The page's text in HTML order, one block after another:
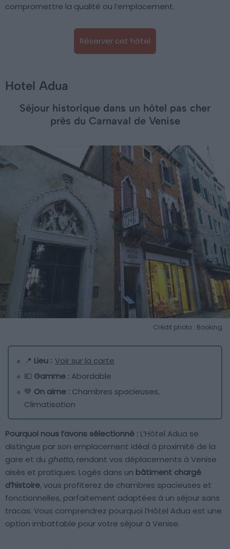
compromettre la qualité ou l’emplacement.
Réserver cet hôtel
Hotel Adua
Séjour historique dans un hôtel pas cher
près du Carnaval de Venise
Crédit photo : Booking
📍 Lieu : Voir sur la carte
💶 Gamme : Abordable
💙 On aime : Chambres spacieuses,
Climatisation
Pourquoi nous l’avons sélectionné : L’Hôtel Adua se
distingue par son emplacement idéal à proximité de la
gare et du ghetto, rendant vos déplacements à Venise
aisés et pratiques. Logés dans un bâtiment chargé
d’histoire, vous profiterez de chambres spacieuses et
fonctionnelles, parfaitement adaptées à un séjour sans
tracas. Vous comprendrez pourquoi l’Hôtel Adua est une
option imbattable pour votre séjour à Venise.